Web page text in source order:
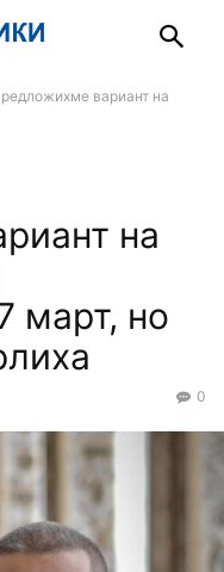
вариант на
на
март, но
0